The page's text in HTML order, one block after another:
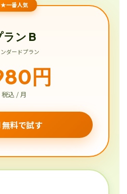
★一番人気
ラン B
ダードプラン
円
税込 / 月
料で試す